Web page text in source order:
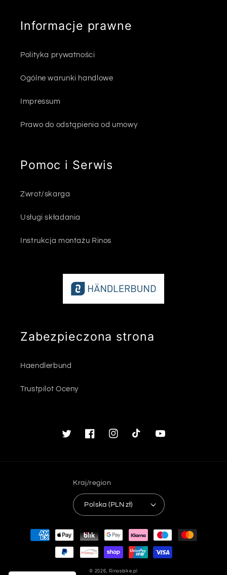
Informacje prawne
Polityka prywatności
Ogólne warunki handlowe
Impressum
Prawo do odstąpienia od umowy
Pomoc i Serwis
Zwrot/skarga
Usługi składania
Instrukcja montażu Rinos
Zabezpieczona strona
Haendlerbund
Trustpilot Oceny
TwitterFacebookInstagramTikTok Youtube
Kraj/region
Polska (PLN zł)
Metody
płatności
© 2026, Rinosbike.pl